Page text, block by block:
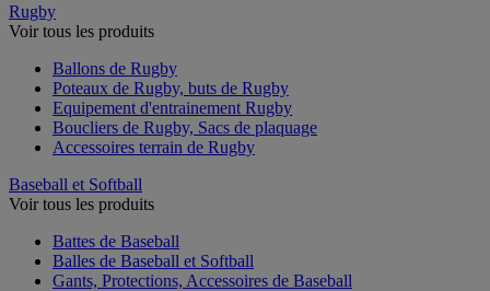
Rugby
Voir tous les produits
Ballons de Rugby
Poteaux de Rugby, buts de Rugby
Equipement d'entrainement Rugby
Boucliers de Rugby, Sacs de plaquage
Accessoires terrain de Rugby
Baseball et Softball
Voir tous les produits
Battes de Baseball
Balles de Baseball et Softball
Gants, Protections, Accessoires de Baseball